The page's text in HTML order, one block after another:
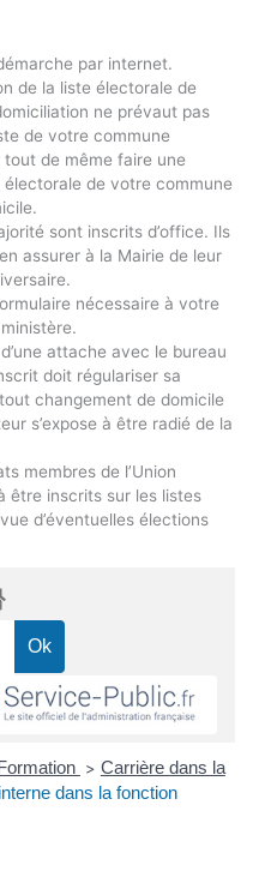
par internet.
de la liste électorale de
ne prévaut pas
de votre commune
de même faire une
électorale de votre commune
sont inscrits d’office. Ils
assurer à la Mairie de leur
nécessaire à votre
attache avec le bureau
doit régulariser sa
changement de domicile
s’expose à être radié de la
membres de l’Union
être inscrits sur les listes
d’éventuelles élections
> Carrière dans la
dans la fonction